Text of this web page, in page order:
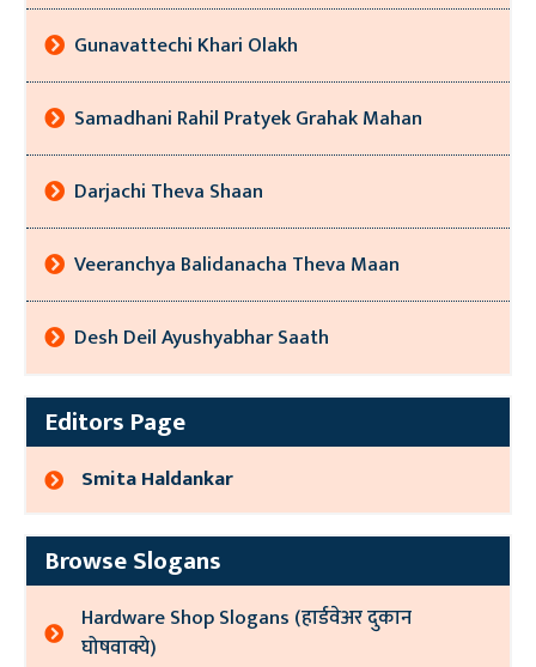
Gunavattechi Khari Olakh
Samadhani Rahil Pratyek Grahak Mahan
Darjachi Theva Shaan
Veeranchya Balidanacha Theva Maan
Desh Deil Ayushyabhar Saath
Editors Page
Smita Haldankar
Browse Slogans
Hardware Shop Slogans (हार्डवेअर दुकान
घोषवाक्ये)